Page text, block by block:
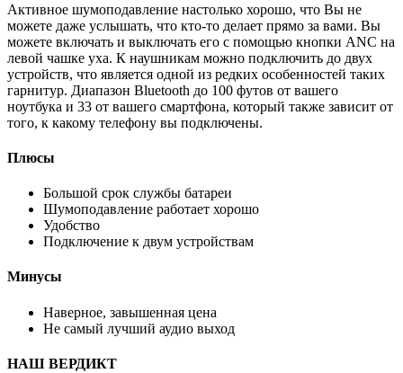
Активное шумоподавление настолько хорошо, что Вы не
можете даже услышать, что кто-то делает прямо за вами. Вы
можете включать и выключать его с помощью кнопки ANC на
левой чашке уха. К наушникам можно подключить до двух
устройств, что является одной из редких особенностей таких
гарнитур. Диапазон Bluetooth до 100 футов от вашего
ноутбука и 33 от вашего смартфона, который также зависит от
того, к какому телефону вы подключены.
Плюсы
Большой срок службы батареи
Шумоподавление работает хорошо
Удобство
Подключение к двум устройствам
Минусы
Наверное, завышенная цена
Не самый лучший аудио выход
НАШ ВЕРДИКТ